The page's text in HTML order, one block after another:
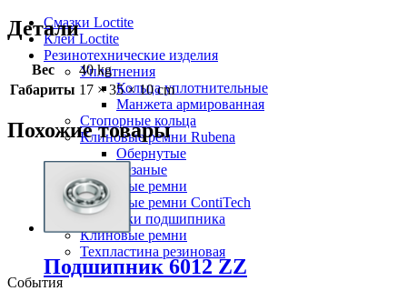
Смазки Loctite
Клей Loctite
Резинотехнические изделия
Уплотнения
Кольца уплотнительные
Манжета армированная
Стопорные кольца
Клиновые ремни Rubena
Обернутые
Резаные
Клиновые ремни
Клиновые ремни ContiTech
Сальники подшипника
Клиновые ремни
Техпластина резиновая
События
Детали
Вес
40 kg
Габариты 17 × 35 × 10 cm
Похожие товары
Подшипник 6012 ZZ